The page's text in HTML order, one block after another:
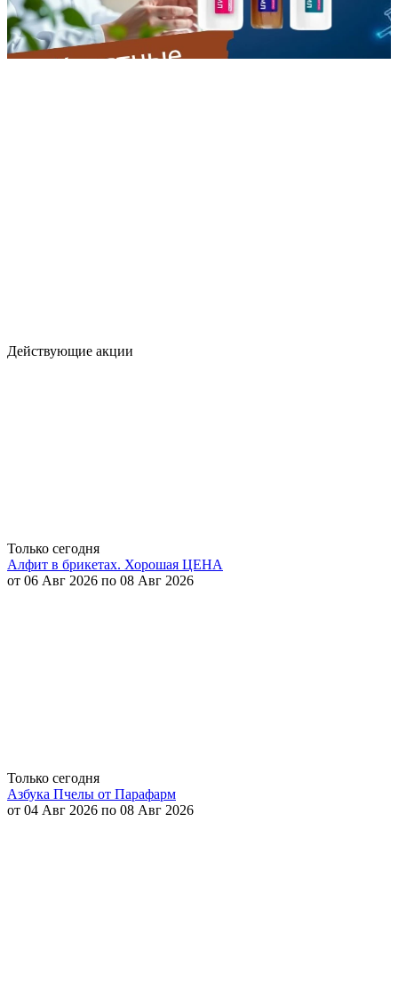
Действующие акции
Только сегодня
Алфит в брикетах. Хорошая ЦЕНА
от 06 Авг 2026 по 08 Авг 2026
Только сегодня
Азбука Пчелы от Парафарм
от 04 Авг 2026 по 08 Авг 2026